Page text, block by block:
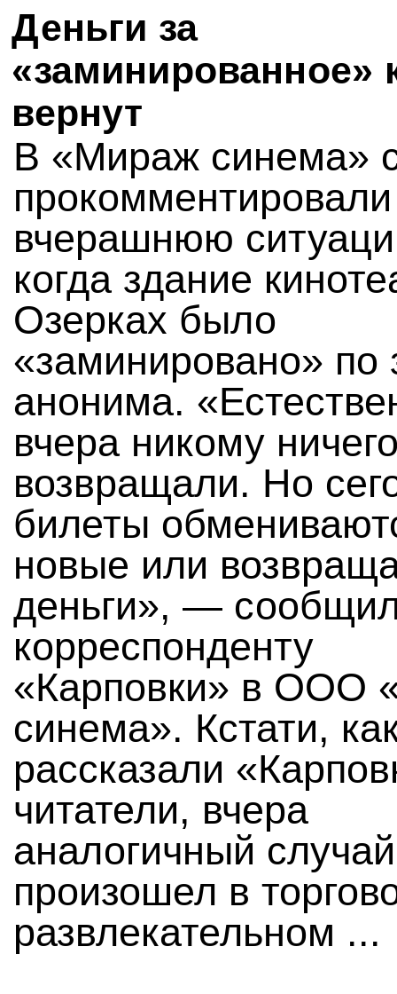
Деньги за
«заминированное»
вернут
В «Мираж синема»
прокомментировали
вчерашнюю
когда здание
Озерках было
«заминировано» по
анонима.
вчера никому
возвращали. Но
билеты
новые или
деньги», —
корреспонденту
«Карповки» в ООО
синема». Кстати,
рассказали
читатели, вчера
аналогичный случай
произошел в
развлекательном ...